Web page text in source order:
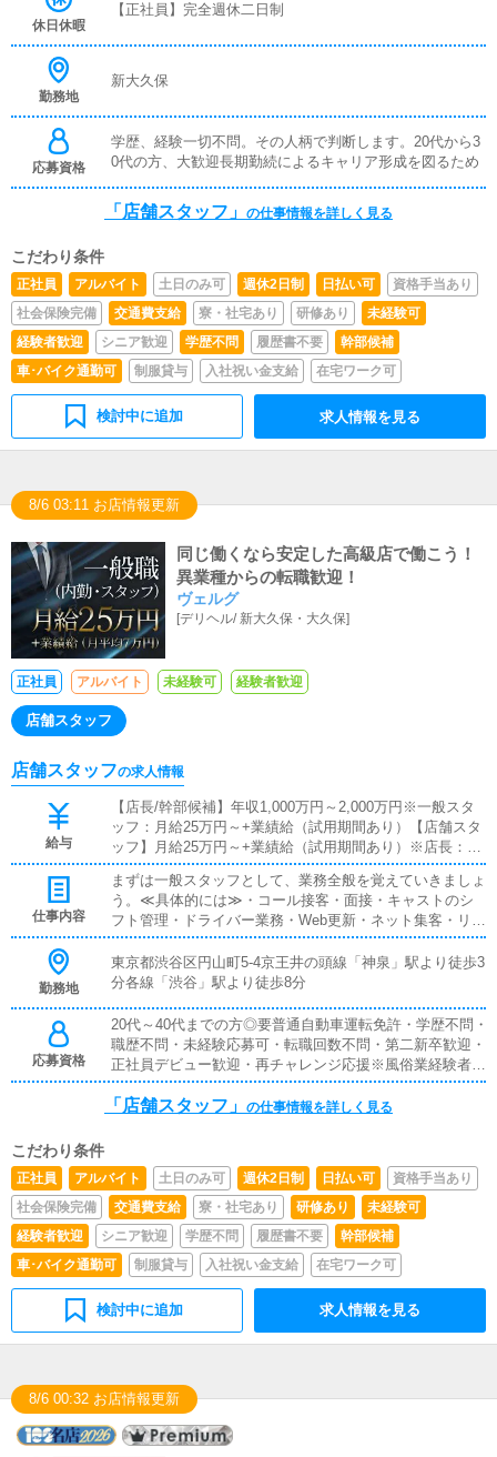
ります。※店長経験者優遇・主任スタート可■店長/幹部候
っていただきます。業務に慣れてきたら、『キャストの管
早い方だと１年ぐらいで、店長として新しい店舗の運営を
お任せします。■対面接客・受付業務お客様からのお問合
せや来店されたお客様の案内を行っていただきます。予約
す。簡単なマニュアルや、先輩スタッフに付いて業務内容
を見ながら徐々に覚えていただきますので、未経験の方で
様の増加】【お客様のリピート率の向上】【キャストの方
の入店数の増加】など、売上UPに繋がる施策の提案を行
っていただきます。■キャスト管理お店で働いていただい
ているキャストの方が稼げるようにインターネットを使っ
たPR（写メ日記）などの使い方などのアドバイスを行っ
ていただきます。■PC更新業務ヘブンネットなど、ポータ
ルサイト等の店舗情報更新作業を行っていただきます。キ
ャストの出勤情報やイベント、求人ブログの作成となりま
す。基本的にはボタンを押すだけや、ブログの更新時に簡
の方に快適にお過ごしいただくため、店内の清掃や備品の
管理・補充を行っていただきます。
休日休暇
【正社員】完全週休二日制
勤務地
新大久保
応募資格
学歴、経験一切不問。その人柄で判断します。20代から3
0代の方、大歓迎長期勤続によるキャリア形成を図るため
「店舗スタッフ」 の仕事情報を詳しく見る
こだわり条件
正社員 アルバイト 土日のみ可 週休2日制 日払い可
資格手当あり
社会保険完備
交通費支給 寮・社宅あり 研修あり
未経験可
経験者歓迎
シニア歓迎 学歴不問 履歴書不要
幹部候補
車･バイク通勤可
制服貸与 入社祝い金支給 在宅ワーク可
検討中に追加 求人情報を見る
8/6 03:11 お店情報更新
同じ働くなら安定した高級店で働こう！
異業種からの転職歓迎！
ヴェルグ
[デリヘル/ 新大久保・大久保]
正社員 アルバイト 未経験可 経験者歓迎
店舗スタッフ
店舗スタッフの求人情報
給与
【店長/幹部候補】年収1,000万円～2,000万円※一般スタ
ッフ：月給25万円～+業績給（試用期間あり）【店舗スタ
ッフ】月給25万円～+業績給（試用期間あり）※店長：年
収1,000万円～2,000万円---◇◆ここがポイント◆◇週休2
日 25万円～週休1日 30万円～業績給支給額は、平均7
万円／月月間の業績に応じて、固定給とは別に、業績給が
支給されます。2021年度の支給額は、月額平均で何と7万
仕事内容
まずは一般スタッフとして、業務全般を覚えていきましょ
う。≪具体的には≫・コール接客・面接・キャストのシ
フト管理・ドライバー業務・Web更新・ネット集客・リア
ル集客構築 など※慣れてきたら、幹部候補として、富裕
層顧客に対する営業を行っていきましょう
勤務地
東京都渋谷区円山町5-4京王井の頭線「神泉」駅より徒歩3
分各線「渋谷」駅より徒歩8分
応募資格
20代～40代までの方◎要普通自動車運転免許・学歴不問・
職歴不問・未経験応募可・転職回数不問・第二新卒歓迎・
正社員デビュー歓迎・再チャレンジ応援※風俗業経験者優
遇。これまでに売上を上げた実績のある方は、尚優遇しま
す。
「店舗スタッフ」 の仕事情報を詳しく見る
こだわり条件
正社員 アルバイト 土日のみ可 週休2日制 日払い可
資格手当あり
社会保険完備
交通費支給 寮・社宅あり 研修あり
未経験可
経験者歓迎
シニア歓迎 学歴不問 履歴書不要
幹部候補
車･バイク通勤可
制服貸与 入社祝い金支給 在宅ワーク可
検討中に追加 求人情報を見る
8/6 00:32 お店情報更新